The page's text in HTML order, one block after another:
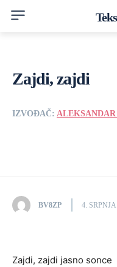
Zajdi, zajdi
IZVOĐAČ:
BV8ZP 4. SRPNJA
Zajdi, zajdi jasno sonce